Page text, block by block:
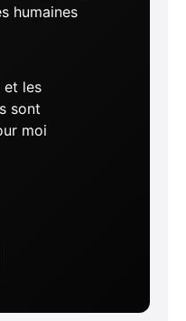
humaines
et les
sont
moi